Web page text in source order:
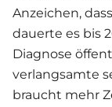
Anzeichen,
dauerte es bis
Diagnose
verlangsamte
braucht mehr